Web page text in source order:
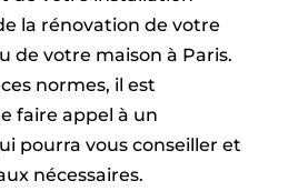
la rénovation de votre
de votre maison à Paris.
normes, il est
faire appel à un
pourra vous conseiller et
nécessaires.